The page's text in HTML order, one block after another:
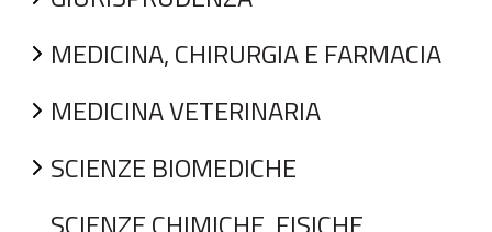
MEDICINA, CHIRURGIA E FARMACIA
MEDICINA VETERINARIA
SCIENZE BIOMEDICHE